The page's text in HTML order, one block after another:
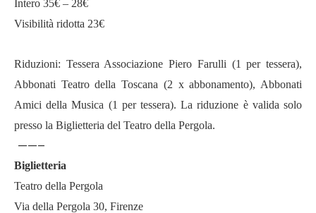
Intero 35€ – 28€
Visibilità ridotta 23€
Riduzioni: Tessera Associazione Piero Farulli (1 per tessera),
Abbonati Teatro della Toscana (2 x abbonamento), Abbonati
Amici della Musica (1 per tessera). La riduzione è valida solo
presso la Biglietteria del Teatro della Pergola.
——–
Biglietteria
Teatro della Pergola
Via della Pergola 30, Firenze